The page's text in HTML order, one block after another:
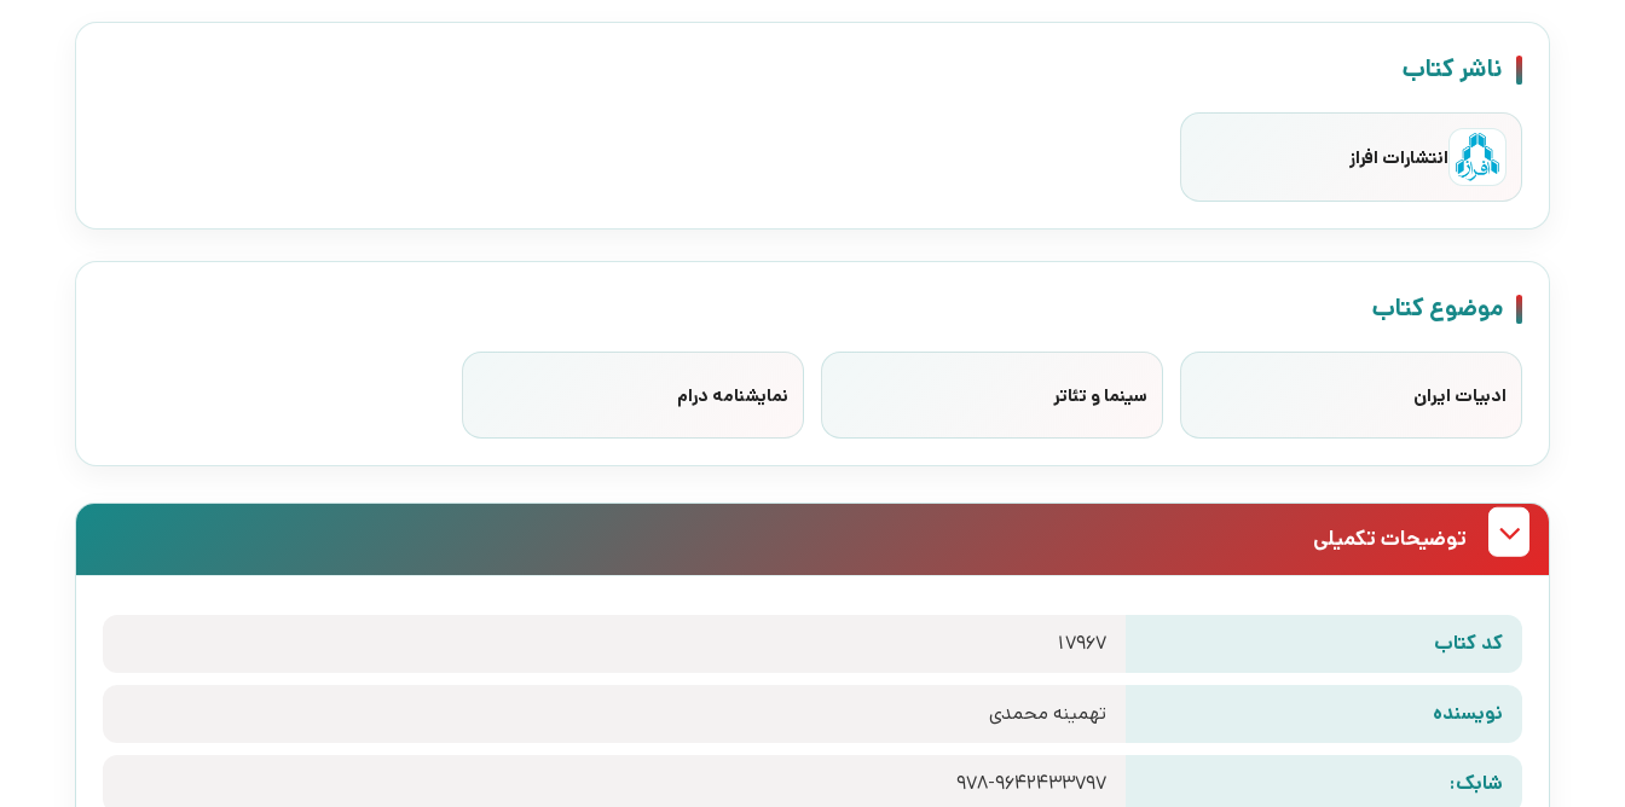
ناشر کتاب
انتشارات افراز
موضوع کتاب
ادبیات ایران سینما و تئاتر نمایشنامه درام
توضیحات تکمیلی
کد کتاب 17967
نویسنده تهمینه محمدی
شابک: 978-9642433797